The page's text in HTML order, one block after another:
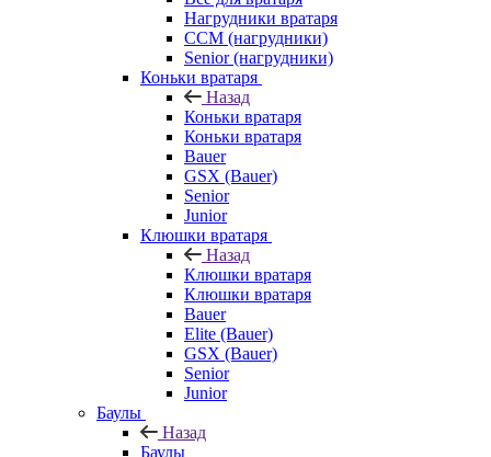
Нагрудники вратаря
CCM (нагрудники)
Senior (нагрудники)
Коньки вратаря
Назад
Коньки вратаря
Коньки вратаря
Bauer
GSX (Bauer)
Senior
Junior
Клюшки вратаря
Назад
Клюшки вратаря
Клюшки вратаря
Bauer
Elite (Bauer)
GSX (Bauer)
Senior
Junior
Баулы
Назад
Баулы